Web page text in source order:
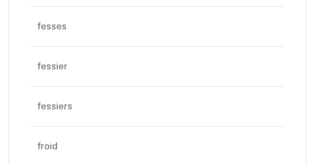
fesses
fessier
fessiers
froid